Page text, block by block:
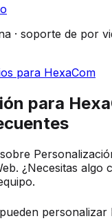
· soporte de por
para HexaCom
para
¿Necesitas algo
personalizar